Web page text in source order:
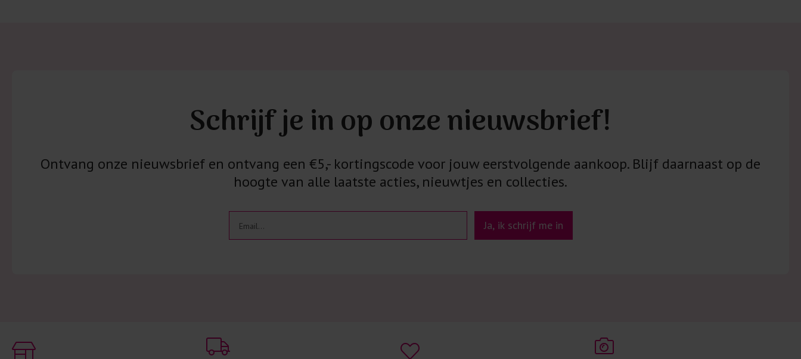
Schrijf je in op onze nieuwsbrief!
Ontvang onze nieuwsbrief en ontvang een €5,- kortingscode voor jouw eerstvolgende aankoop. Blijf daarnaast op de
hoogte van alle laatste acties, nieuwtjes en collecties.
Ja, ik schrijf me in